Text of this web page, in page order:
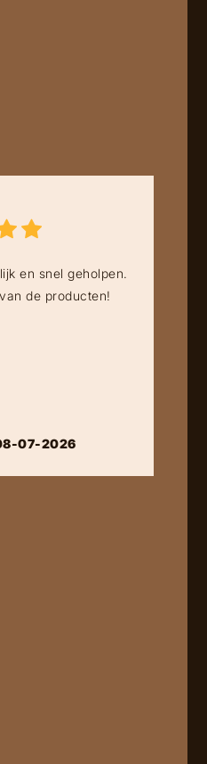
en snel geholpen.
de producten!
07-2026